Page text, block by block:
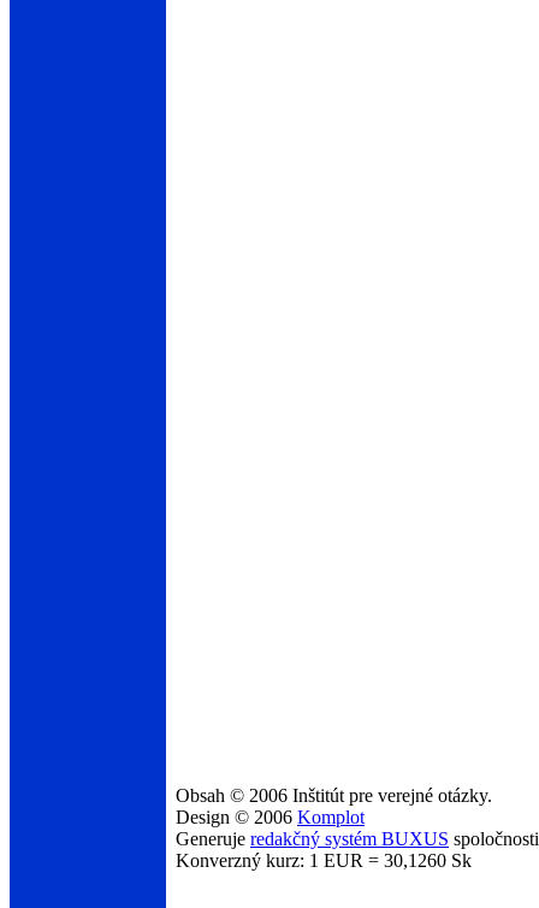
Obsah © 2006 Inštitút pre verejné otázky.
Design © 2006 Komplot
Generuje redakčný systém BUXUS
Konverzný kurz: 1 EUR = 30,1260 Sk